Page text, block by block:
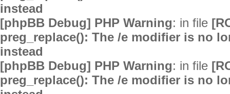
instead
[phpBB Debug] PHP Warning: in file
preg_replace(): The /e modifier is no
instead
[phpBB Debug] PHP Warning: in file
preg_replace(): The /e modifier is no